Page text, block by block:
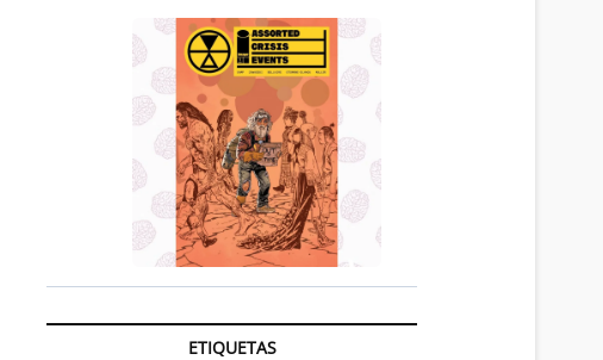
ETIQUETAS